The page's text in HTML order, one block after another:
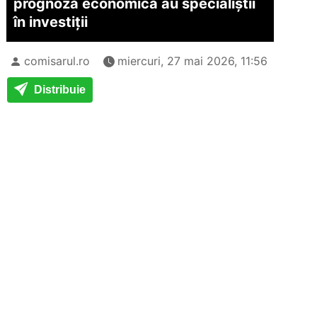
în investiții
comisarul.ro miercuri, 27 mai 2026, 11:56
Distribuie